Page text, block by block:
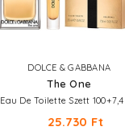
DOLCE & GABBANA
The One
Eau De Toilette Szett
25.730 Ft